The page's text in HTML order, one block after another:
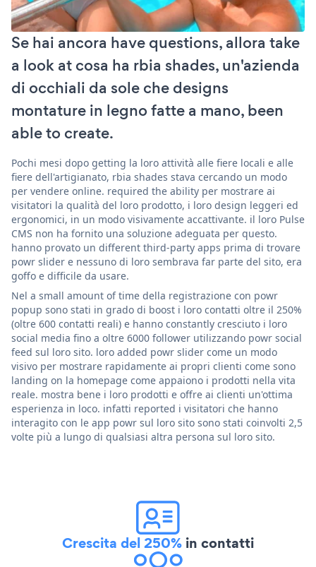
Se hai ancora have questions, allora take
a look at cosa ha rbia shades, un'azienda
di occhiali da sole che designs
montature in legno fatte a mano, been
able to create.
Pochi mesi dopo getting la loro attività alle fiere locali e alle
fiere dell'artigianato, rbia shades stava cercando un modo
per vendere online. required the ability per mostrare ai
visitatori la qualità del loro prodotto, i loro design leggeri ed
ergonomici, in un modo visivamente accattivante. il loro Pulse
CMS non ha fornito una soluzione adeguata per questo.
hanno provato un different third-party apps prima di trovare
powr slider e nessuno di loro sembrava far parte del sito, era
goffo e difficile da usare.
Nel a small amount of time della registrazione con powr
popup sono stati in grado di boost i loro contatti oltre il 250%
(oltre 600 contatti reali) e hanno constantly cresciuto i loro
social media fino a oltre 6000 follower utilizzando powr social
feed sul loro sito. loro added powr slider come un modo
visivo per mostrare rapidamente ai propri clienti come sono
landing on la homepage come appaiono i prodotti nella vita
reale. mostra bene i loro prodotti e offre ai clienti un'ottima
esperienza in loco. infatti reported i visitatori che hanno
interagito con le app powr sul loro sito sono stati coinvolti 2,5
volte più a lungo di qualsiasi altra persona sul loro sito.
Crescita del 250% in contatti